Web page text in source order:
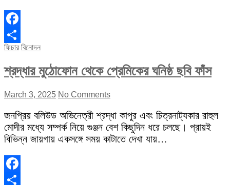
Facebook
Share
ফিচার বিনোদন
শ্রদ্ধার মুঠোফোন থেকে প্রেমিকের ঘনিষ্ঠ ছবি ফাঁস
March 3, 2025 No Comments
জনপ্রিয় বলিউড অভিনেত্রী শ্রদ্ধা কাপুর এবং চিত্রনাট্যকার রাহুল
মোদীর মধ্যে সম্পর্ক নিয়ে গুঞ্জন বেশ কিছুদিন ধরে চলছে। প্রায়ই
বিভিন্ন জায়গায় একসঙ্গে সময় কাটাতে দেখা যায়…
Facebook